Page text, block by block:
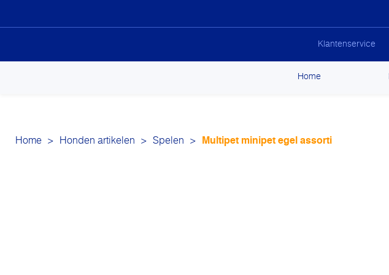
Klantenservice
Home
Home > Honden artikelen > Spelen > Multipet minipet egel assorti